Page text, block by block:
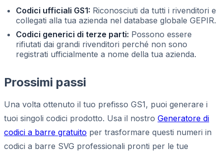
Codici ufficiali GS1: Riconosciuti da tutti i rivenditori e
collegati alla tua azienda nel database globale GEPIR.
Codici generici di terze parti: Possono essere
rifiutati dai grandi rivenditori perché non sono
registrati ufficialmente a nome della tua azienda.
Prossimi passi
Una volta ottenuto il tuo prefisso GS1, puoi generare i
tuoi singoli codici prodotto. Usa il nostro Generatore di
codici a barre gratuito per trasformare questi numeri in
codici a barre SVG professionali pronti per le tue